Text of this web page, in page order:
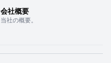
会社概要
当社の概要。